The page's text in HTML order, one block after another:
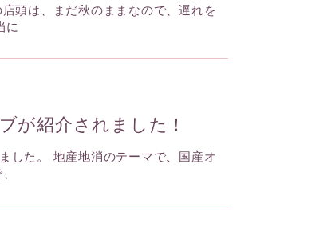
頭は、まだ秋のままなので、遅れを
に
が紹介されました！
した。 地産地消のテーマで、国産オ